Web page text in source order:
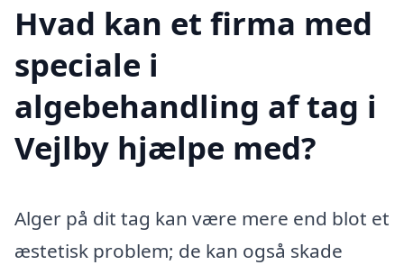
Hvad kan et firma med
speciale i
algebehandling af tag i
Vejlby hjælpe med?
Alger på dit tag kan være mere end blot et
æstetisk problem; de kan også skade